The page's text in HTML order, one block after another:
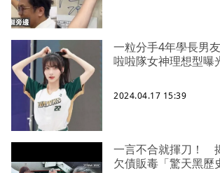
一粒分手4年學長男
啦啦隊女神理想型曝
2024.04.17 15:39
一言不合就揮刀！
欠債販毒「驚天黑歷